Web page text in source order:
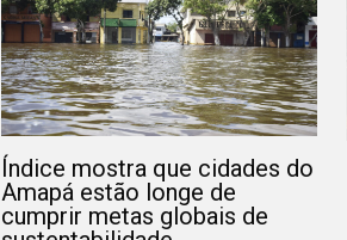
Índice mostra que cidades do
Amapá estão longe de
cumprir metas globais de